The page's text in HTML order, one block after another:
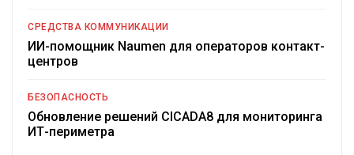
СРЕДСТВА КОММУНИКАЦИИ
ИИ-помощник Naumen для операторов контакт-
центров
БЕЗОПАСНОСТЬ
Обновление решений CICADA8 для мониторинга
ИТ-периметра